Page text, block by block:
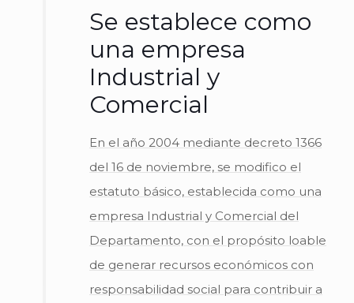
Se establece como
una empresa
Industrial y
Comercial
En el año 2004 mediante decreto 1366
del 16 de noviembre, se modifico el
estatuto básico, establecida como una
empresa Industrial y Comercial del
Departamento, con el propósito loable
de generar recursos económicos con
responsabilidad social para contribuir a